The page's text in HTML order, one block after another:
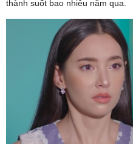
thành suốt bao nhiêu năm qua.